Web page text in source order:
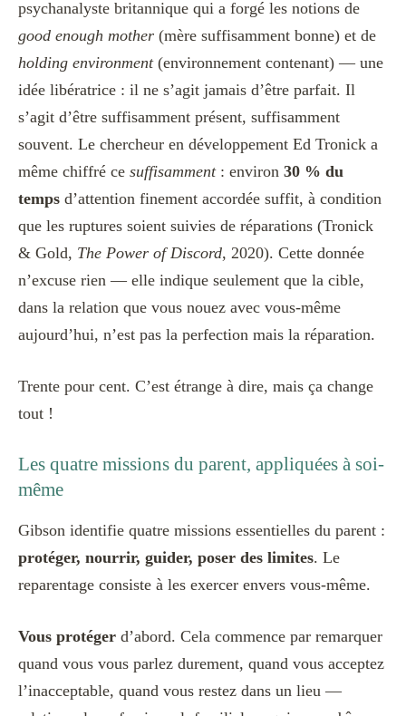
psychanalyste britannique qui a forgé les notions de
good enough mother (mère suffisamment bonne) et de
holding environment(environnement contenant) — une
idée libératrice : il ne s’agit jamais d’être parfait. Il
s’agit d’être suffisamment présent, suffisamment
souvent. Le chercheur en développement Ed Tronick a
même chiffré ce suffisamment: environ 30 % du
temps d’attention finement accordée suffit, à condition
que les ruptures soient suivies de réparations (Tronick
& Gold, The Power of Discord, 2020). Cette donnée
n’excuse rien — elle indique seulement que la cible,
dans la relation que vous nouez avec vous-même
aujourd’hui, n’est pas la perfection mais la réparation.
Trente pour cent. C’est étrange à dire, mais ça change
tout !
Les quatre missions du parent, appliquées à soi-
même
Gibson identifie quatre missions essentielles du parent :
protéger, nourrir, guider, poser des limites. Le
reparentage consiste à les exercer envers vous-même.
Vous protéger d’abord. Cela commence par remarquer
quand vous vous parlez durement, quand vous acceptez
l’inacceptable, quand vous restez dans un lieu —